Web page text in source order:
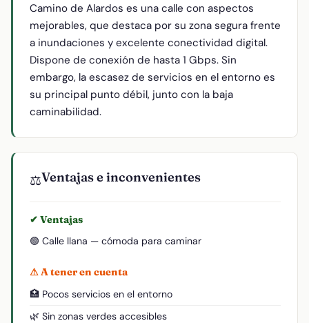
Camino de Alardos es una calle con aspectos
mejorables, que destaca por su zona segura frente
a inundaciones y excelente conectividad digital.
Dispone de conexión de hasta 1 Gbps. Sin
embargo, la escasez de servicios en el entorno es
su principal punto débil, junto con la baja
caminabilidad.
⚖️Ventajas e inconvenientes
✔ Ventajas
🟢 Calle llana — cómoda para caminar
⚠ A tener en cuenta
🏥 Pocos servicios en el entorno
🌿 Sin zonas verdes accesibles